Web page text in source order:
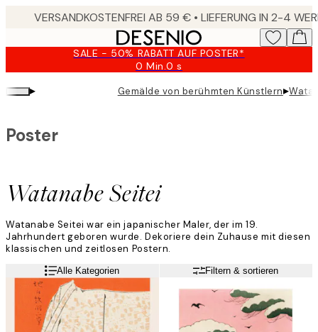
SALE - 50% RABATT AUF POSTER*
0 Min.0 s
Gültig
2026-
▸ Gemälde von berühmten Künstlern▸
Watanabe Seitei
Poster
Watanabe Seitei war ein japanischer Maler, der im 19.
Jahrhundert geboren wurde. Dekoriere dein Zuhause mit diesen
klassischen und zeitlosen Postern.
Alle Kategorien Filtern & sortieren